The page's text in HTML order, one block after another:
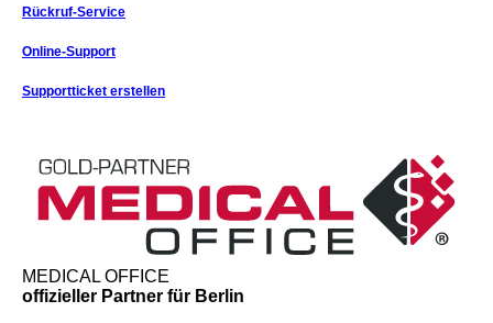
Rückruf-Service
Online-Support
Supportticket erstellen
MEDICAL OFFICE
offizieller Partner für Berlin